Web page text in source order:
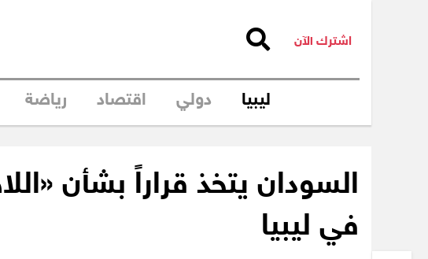
اشترك الآن
ليبيا دولي اقتصاد رياضة
السودان يتخذ قراراً بشأن
في ليبيا